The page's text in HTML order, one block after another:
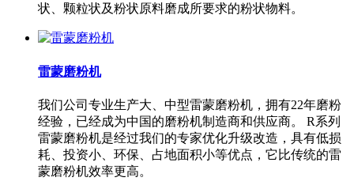
状、颗粒状及粉状原料磨成所要求的粉状物料。
雷蒙磨粉机
我们公司专业生产大、中型雷蒙磨粉机，拥有22年磨粉
经验，已经成为中国的磨粉机制造商和供应商。 R系列
雷蒙磨粉机是经过我们的专家优化升级改造，具有低损
耗、投资小、环保、占地面积小等优点，它比传统的雷
蒙磨粉机效率更高。